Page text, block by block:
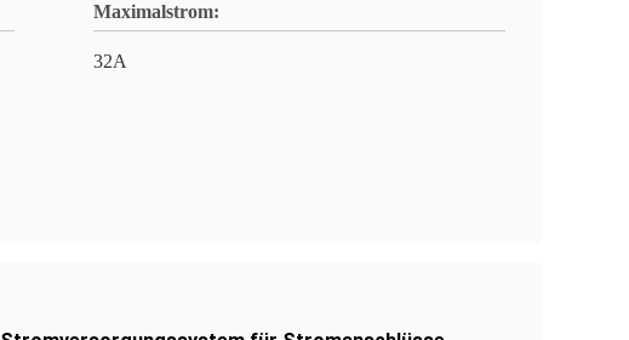
Maximalstrom:
32A